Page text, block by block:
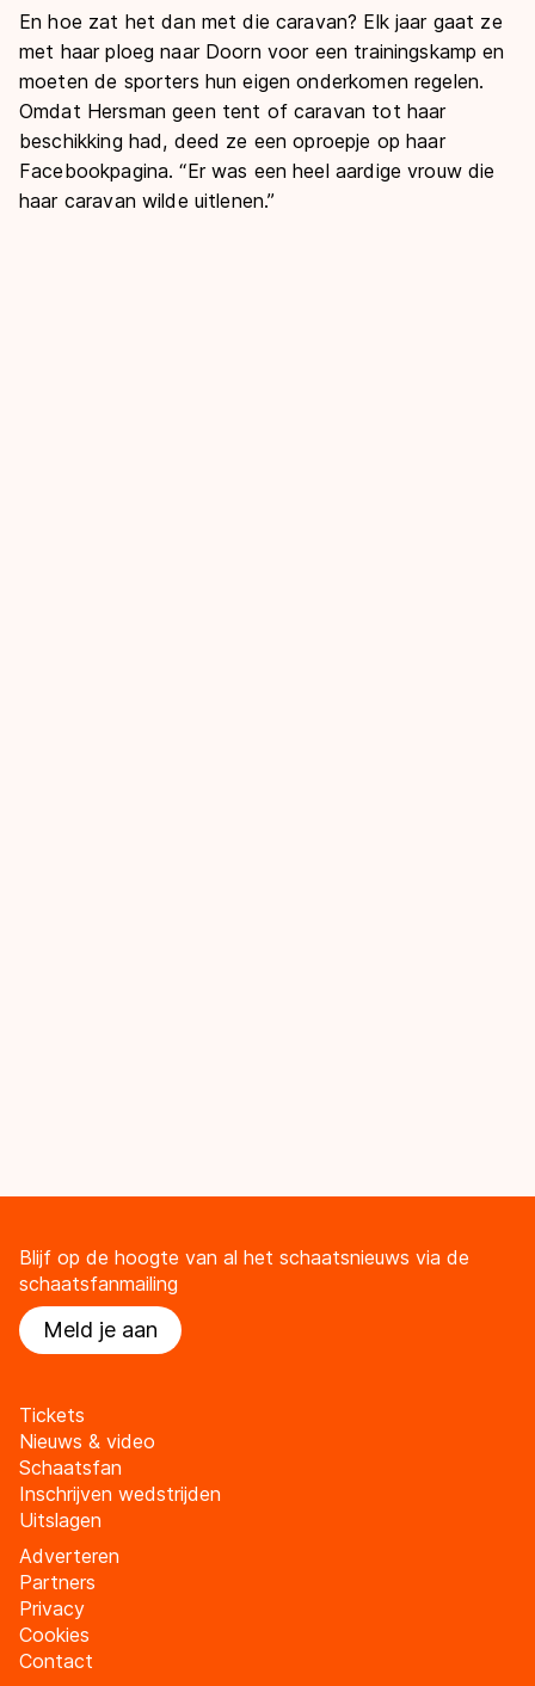
En hoe zat het dan met die caravan? Elk jaar gaat ze
met haar ploeg naar Doorn voor een trainingskamp en
moeten de sporters hun eigen onderkomen regelen.
Omdat Hersman geen tent of caravan tot haar
beschikking had, deed ze een oproepje op haar
Facebookpagina. “Er was een heel aardige vrouw die
haar caravan wilde uitlenen.”
Blijf op de hoogte van al het schaatsnieuws via de
schaatsfanmailing
Meld je aan
Tickets
Nieuws & video
Schaatsfan
Inschrijven wedstrijden
Uitslagen
Adverteren
Partners
Privacy
Cookies
Contact